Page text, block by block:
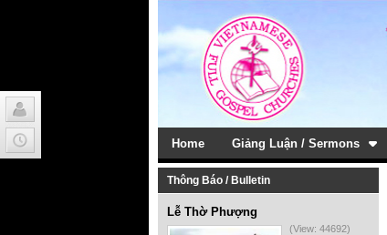
Home Giảng Luận / Sermons
Thông Báo / Bulletin
Lễ Thờ Phượng
(View: 44692)